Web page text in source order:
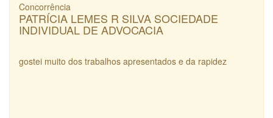
Concorrência
PATRÍCIA LEMES R SILVA SOCIEDADE
INDIVIDUAL DE ADVOCACIA
gostei muito dos trabalhos apresentados e da rapidez